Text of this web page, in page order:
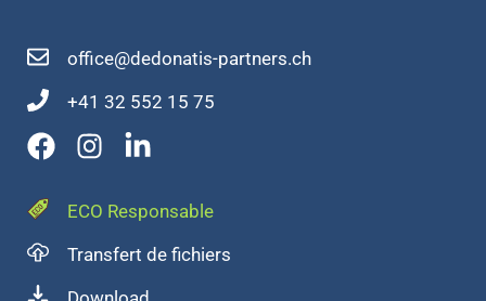
office@dedonatis-partners.ch
+41 32 552 15 75
ECO Responsable
Transfert de fichiers